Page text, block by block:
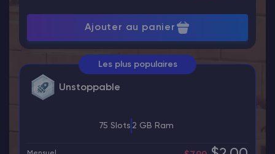
Ajouter au panier
Les plus populaires
Unstoppable
75 Slots 2 GB Ram